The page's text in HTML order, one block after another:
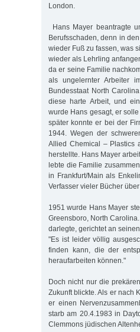
London.
Hans Mayer beantragte
Berufsschaden, denn in
wieder Fuß zu fassen, was
wieder als Lehrling
da er seine Familie
als ungelernter Arbeiter
Bundesstaat North
diese harte Arbeit, und
wurde Hans gesagt, er
später konnte er bei der
1944. Wegen der
Allied Chemical – Plastics
herstellte. Hans Mayer
lebte die Familie
in Frankfurt/Main als
Verfasser vieler Bücher
1951 wurde Hans Mayer
Greensboro, North
darlegte, gerichtet an
"Es ist leider völlig
finden kann, die der
heraufarbeiten können."
Doch nicht nur die
Zukunft blickte. Als er nach
er einen
starb am 20.4.1983 in
Clemmons jüdischen